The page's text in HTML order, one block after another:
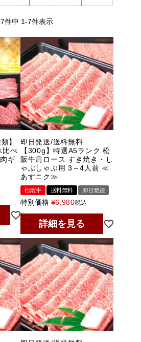
7件中 1-7件表示
】
比べ
ギ
即日発送/送料無料
【300g】特選A5ランク 松
阪牛肩ロース すき焼き・し
ゃぶしゃぶ用 3～4人前 ≪
あすニク≫
松阪牛
送料無料
即日発送
特別価格 ¥6,980税込
詳細を見る